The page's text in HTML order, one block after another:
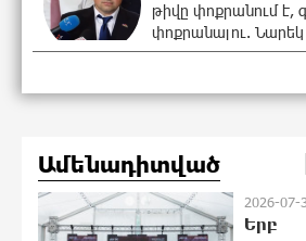
թիվը փոքրանում է,
փոքրանալու.
Վարդևանյան
Ամենադիտված
2026-07-
Երբ